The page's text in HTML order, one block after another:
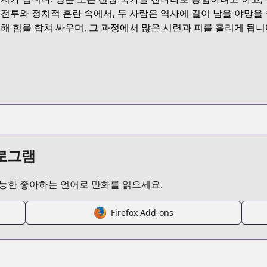
www.cdjapan.co.jp/product/NEOBK-31748
투와 정치적 혼란 속에서, 두 사람은 역사에 길이 남을 야망
힘을 합쳐 싸우며, 그 과정에서 많은 시련과 피를 흘리게 됩
그램
한 좋아하는 언어로 만화를 읽으세요.
Firefox Add-ons